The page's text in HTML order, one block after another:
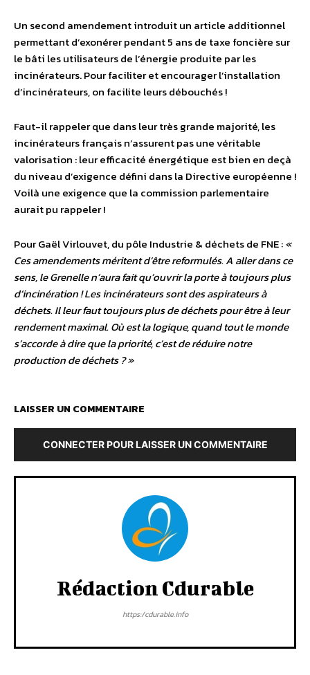
Un second amendement introduit un article additionnel
permettant d’exonérer pendant 5 ans de taxe foncière sur
le bâti les utilisateurs de l’énergie produite par les
incinérateurs. Pour faciliter et encourager l’installation
d’incinérateurs, on facilite leurs débouchés !
Faut-il rappeler que dans leur très grande majorité, les
incinérateurs français n’assurent pas une véritable
valorisation : leur efficacité énergétique est bien en deçà
du niveau d’exigence défini dans la Directive européenne !
Voilà une exigence que la commission parlementaire
aurait pu rappeler !
Pour Gaël Virlouvet, du pôle Industrie & déchets de FNE :«
Ces amendements méritent d’être reformulés. A aller dans ce
sens, le Grenelle n’aura fait qu’ouvrir la porte à toujours plus
d’incinération ! Les incinérateurs sont des aspirateurs à
déchets. Il leur faut toujours plus de déchets pour être à leur
rendement maximal. Où est la logique, quand tout le monde
s’accorde à dire que la priorité, c’est de réduire notre
production de déchets ? »
LAISSER UN COMMENTAIRE
CONNECTER POUR LAISSER UN COMMENTAIRE
Rédaction Cdurable
https:/cdurable.info